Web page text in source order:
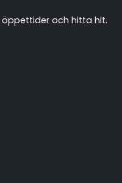
öppettider och hitta hit.